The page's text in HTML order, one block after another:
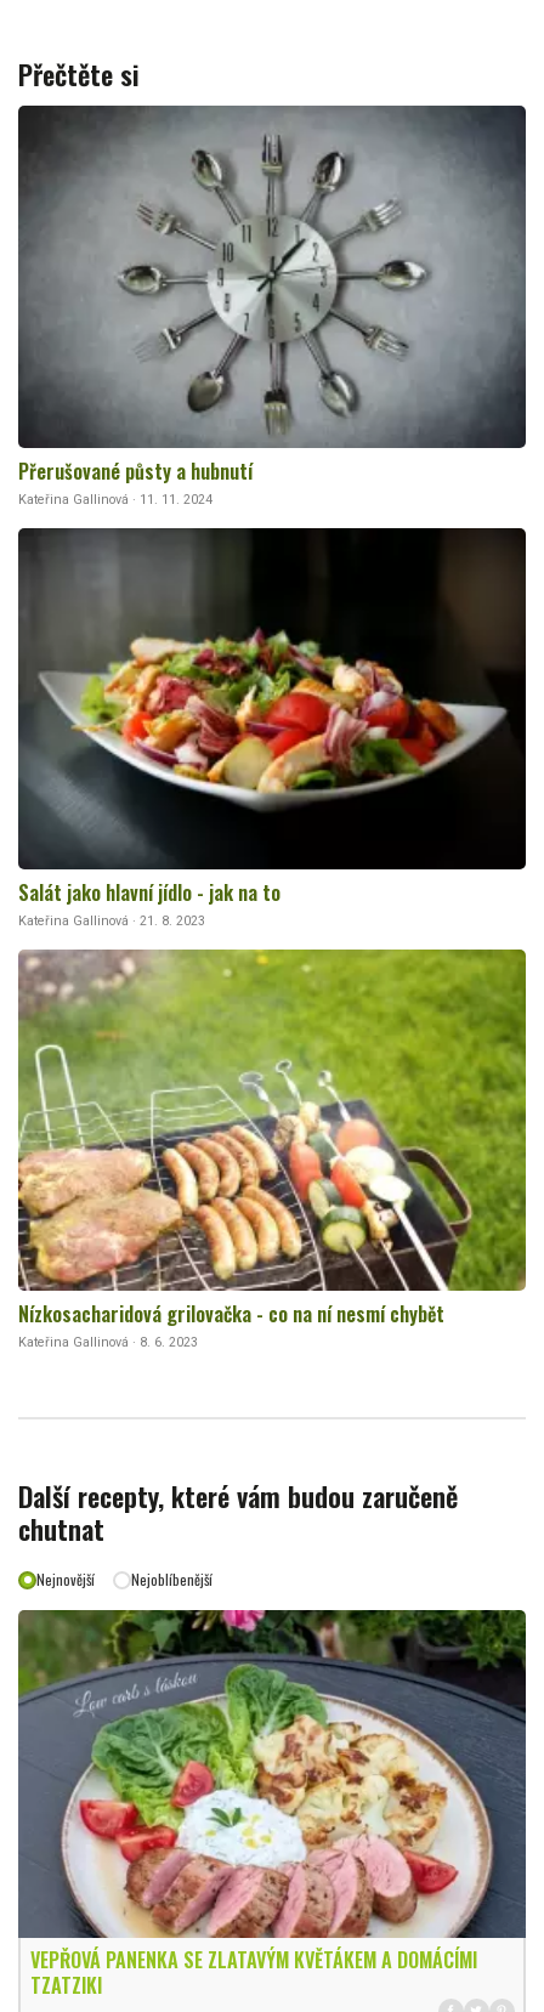
Přečtěte si
Přerušované půsty a hubnutí
Kateřina Gallinová · 11. 11. 2024
Salát jako hlavní jídlo - jak na to
Kateřina Gallinová · 21. 8. 2023
Nízkosacharidová grilovačka - co na ní nesmí chybět
Kateřina Gallinová · 8. 6. 2023
Další recepty, které vám budou zaručeně
chutnat
Nejnovější Nejoblíbenější
VEPŘOVÁ PANENKA SE ZLATAVÝM KVĚTÁKEM A DOMÁCÍMI
TZATZIKI